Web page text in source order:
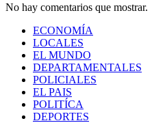
No hay comentarios que mostrar.
ECONOMÍA
LOCALES
EL MUNDO
DEPARTAMENTALES
POLICIALES
EL PAIS
POLITÍCA
DEPORTES